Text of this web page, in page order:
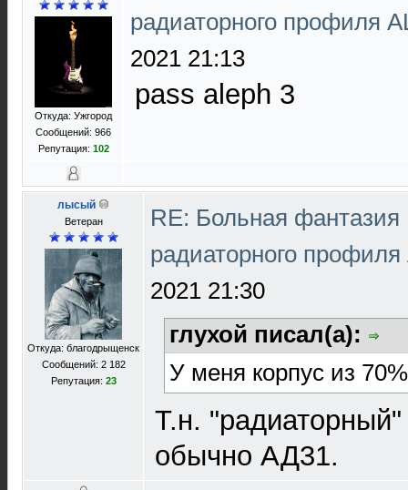
Откуда: Ужгород
Сообщений: 966
Репутация: 102
радиаторного профиля
2021 21:13
pass aleph 3
лысый
Ветеран
Откуда: благодрыщенск
Сообщений: 2 182
Репутация: 23
RE: Больная фантазия
радиаторного
2021 21:30
глухой писал(а):
У меня корпус из
Т.н.
обычно АД31.